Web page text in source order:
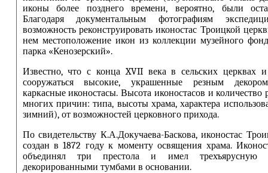
иконы более позднего времени, вероятно, были
Благодаря документальным фотографиям
возможность реконструировать иконостас Троицкой
нем местоположение икон из коллекции музейного
парка «Кенозерский».
Известно, что с конца XVII века в сельских церквах
сооружаться высокие, украшенные резным
каркасные иконостасы. Высота иконостасов и количество
многих причин: типа, высоты храма, характера
зимний), от возможностей церковного прихода.
По свидетельству К.А.Докучаева-Баскова, иконостас
создан в 1872 году к моменту освящения храма.
объединял три престола и имел трехъярусную
декорированными тумбами в основании.